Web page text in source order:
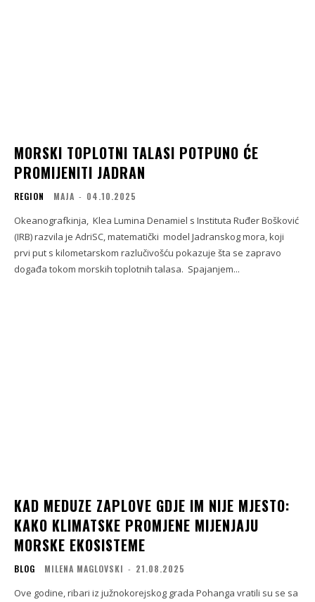
MORSKI TOPLOTNI TALASI POTPUNO ĆE
PROMIJENITI JADRAN
REGION MAJA - 04.10.2025
Okeanografkinja, Klea Lumina Denamiel s Instituta Ruđer Bošković
(IRB) razvila je AdriSC, matematički model Jadranskog mora, koji
prvi put s kilometarskom razlučivošću pokazuje šta se zapravo
događa tokom morskih toplotnih talasa. Spajanjem...
KAD MEDUZE ZAPLOVE GDJE IM NIJE MJESTO:
KAKO KLIMATSKE PROMJENE MIJENJAJU
MORSKE EKOSISTEME
BLOG MILENA MAGLOVSKI - 21.08.2025
Ove godine, ribari iz južnokorejskog grada Pohanga vratili su se sa